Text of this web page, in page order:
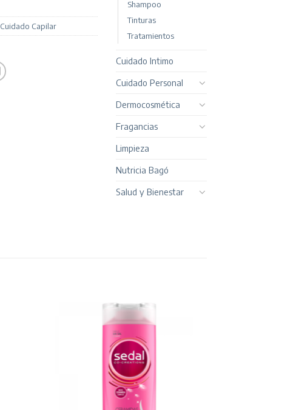
Cuidado Capilar
Shampoo
Tinturas
Tratamientos
Cuidado Intimo
Cuidado Personal
Dermocosmética
Fragancias
Limpieza
Nutricia Bagó
Salud y Bienestar